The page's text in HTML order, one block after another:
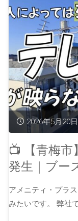
2026年5月20日
📺 【青梅市
発生｜ブー
アメニティ・プラ
みたいです。 弊社